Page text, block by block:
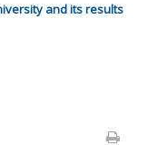
and its results